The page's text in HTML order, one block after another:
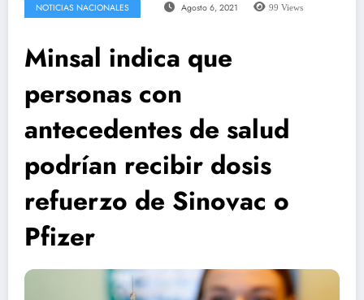
NOTICIAS NACIONALES Agosto 6, 2021 99 Views
Minsal indica que
personas con
antecedentes de salud
podrían recibir dosis
refuerzo de Sinovac o
Pfizer